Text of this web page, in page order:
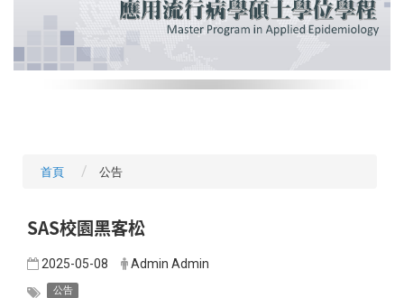
首頁 公告
SAS校園黑客松
2025-05-08 Admin Admin
公告